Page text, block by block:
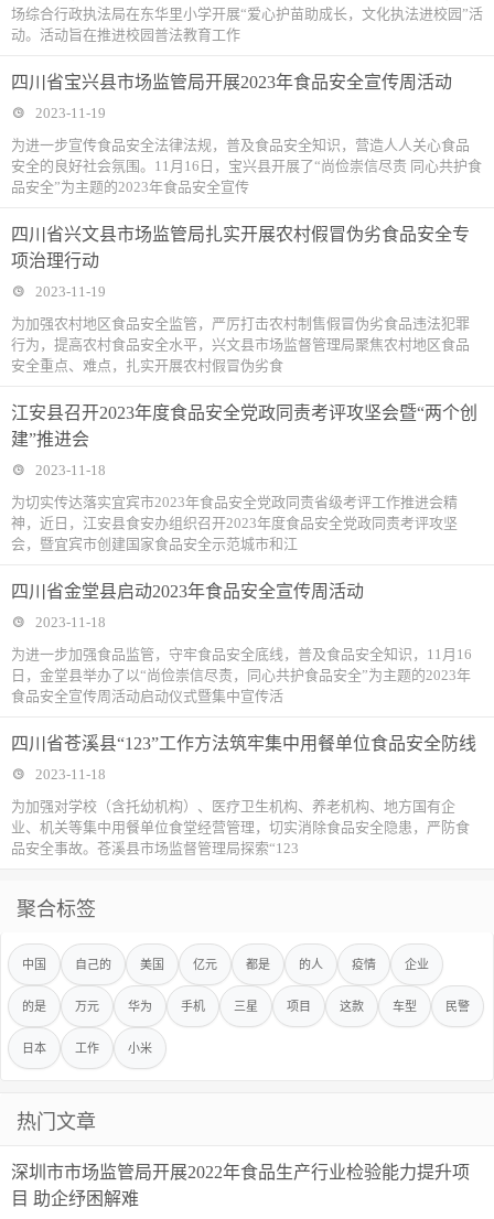
场综合行政执法局在东华里小学开展“爱心护苗助成长，文化执法进校园”活
动。活动旨在推进校园普法教育工作
四川省宝兴县市场监管局开展2023年食品安全宣传周活动
2023-11-19
为进一步宣传食品安全法律法规，普及食品安全知识，营造人人关心食品
安全的良好社会氛围。11月16日，宝兴县开展了“尚俭崇信尽责 同心共护食
品安全”为主题的2023年食品安全宣传
四川省兴文县市场监管局扎实开展农村假冒伪劣食品安全专
项治理行动
2023-11-19
为加强农村地区食品安全监管，严厉打击农村制售假冒伪劣食品违法犯罪
行为，提高农村食品安全水平，兴文县市场监督管理局聚焦农村地区食品
安全重点、难点，扎实开展农村假冒伪劣食
江安县召开2023年度食品安全党政同责考评攻坚会暨“两个创
建”推进会
2023-11-18
为切实传达落实宜宾市2023年食品安全党政同责省级考评工作推进会精
神，近日，江安县食安办组织召开2023年度食品安全党政同责考评攻坚
会，暨宜宾市创建国家食品安全示范城市和江
四川省金堂县启动2023年食品安全宣传周活动
2023-11-18
为进一步加强食品监管，守牢食品安全底线，普及食品安全知识，11月16
日，金堂县举办了以“尚俭崇信尽责，同心共护食品安全”为主题的2023年
食品安全宣传周活动启动仪式暨集中宣传活
四川省苍溪县“123”工作方法筑牢集中用餐单位食品安全防线
2023-11-18
为加强对学校（含托幼机构）、医疗卫生机构、养老机构、地方国有企
业、机关等集中用餐单位食堂经营管理，切实消除食品安全隐患，严防食
品安全事故。苍溪县市场监督管理局探索“123
聚合标签
中国 自己的 美国 亿元 都是 的人 疫情 企业
的是 万元 华为 手机 三星 项目 这款 车型 民警
日本 工作 小米
热门文章
深圳市市场监管局开展2022年食品生产行业检验能力提升项
目 助企纾困解难